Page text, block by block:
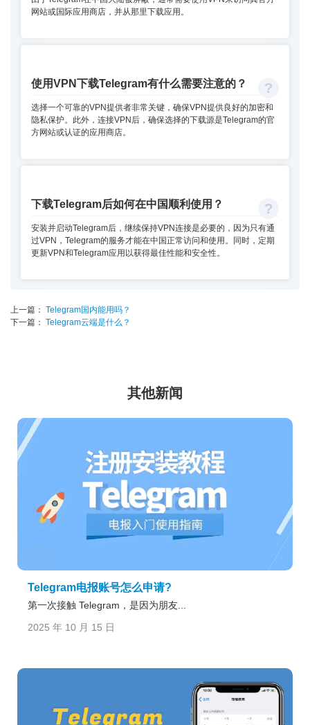
网站或国际应用商店，并从那里下载应用。
使用VPN下载Telegram有什么需要注意的？
选择一个可靠的VPN提供者非常关键，确保VPN提供良好的加密和
隐私保护。此外，连接VPN后，确保选择的下载源是Telegram的官
方网站或认证的应用商店。
下载Telegram后如何在中国顺利使用？
安装并启动Telegram后，继续保持VPN连接是必要的，因为只有通
过VPN，Telegram的服务才能在中国正常访问和使用。同时，定期
更新VPN和Telegram应用以获得最佳性能和安全性。
上一篇： Telegram国内能用吗？
下一篇： Telegram云端是什么？
其他新闻
Telegram电报账号怎么申请?
第一次接触 Telegram，是因为朋友...
2025 年 10 月 15 日